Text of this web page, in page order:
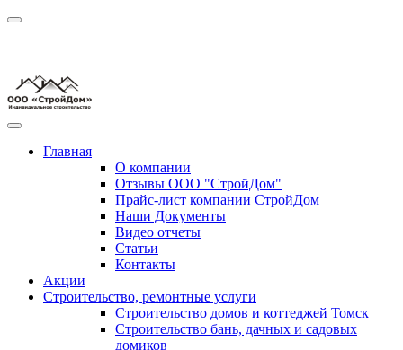
Главная
О компании
Отзывы ООО "СтройДом"
Прайс-лист компании СтройДом
Наши Документы
Видео отчеты
Статьи
Контакты
Акции
Строительство, ремонтные услуги
Строительство домов и коттеджей Томск
Строительство бань, дачных и садовых
домиков